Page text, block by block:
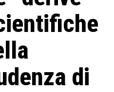
di